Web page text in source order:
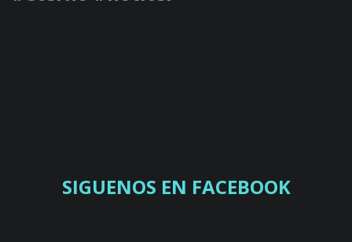
SIGUENOS EN FACEBOOK